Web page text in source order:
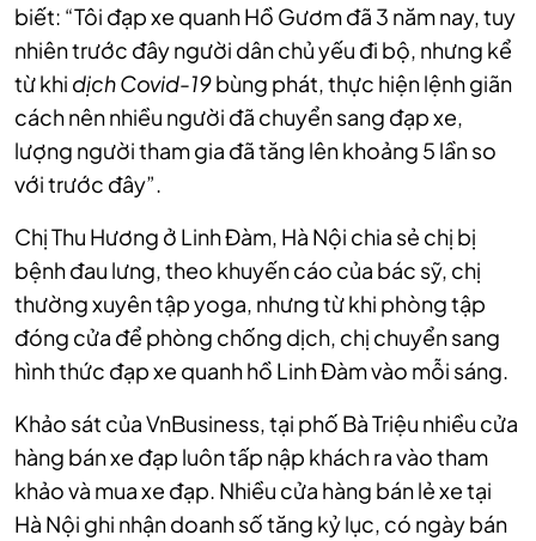
biết: “Tôi đạp xe quanh Hồ Gươm đã 3 năm nay, tuy
nhiên trước đây người dân chủ yếu đi bộ, nhưng kể
từ khi dịch Covid-19bùng phát, thực hiện lệnh giãn
cách nên nhiều người đã chuyển sang đạp xe,
lượng người tham gia đã tăng lên khoảng 5 lần so
với trước đây”.
Chị Thu Hương ở Linh Đàm, Hà Nội chia sẻ chị bị
bệnh đau lưng, theo khuyến cáo của bác sỹ, chị
thường xuyên tập yoga, nhưng từ khi phòng tập
đóng cửa để phòng chống dịch, chị chuyển sang
hình thức đạp xe quanh hồ Linh Đàm vào mỗi sáng.
Khảo sát của VnBusiness, tại phố Bà Triệu nhiều cửa
hàng bán xe đạp luôn tấp nập khách ra vào tham
khảo và mua xe đạp. Nhiều cửa hàng bán lẻ xe tại
Hà Nội ghi nhận doanh số tăng kỷ lục, có ngày bán